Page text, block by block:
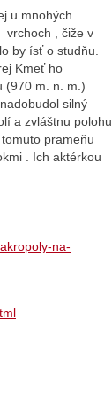
u mnohých
vrchoch , čiže v
by ísť o studňu.
Kmeť ho
(970 m. n. m.)
silný
a zvláštnu polohu
prameňu
. Ich aktérkou
na-